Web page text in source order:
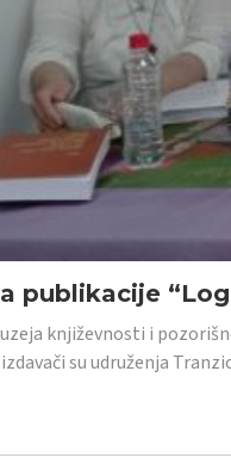
publikacije
književnosti i
su udruženja